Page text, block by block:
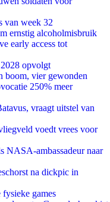
van week 32
ernstig alcoholmisbruik
early access tot
opvolgt
boom, vier gewonden
250% meer
vraagt uitstel van
voedt vrees voor
NASA-ambassadeur naar
na dickpic in
games